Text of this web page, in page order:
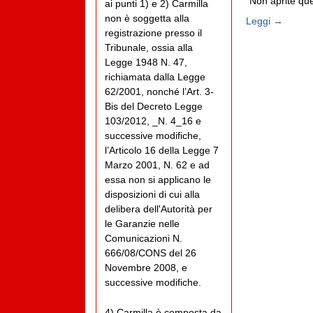
Leggi →
ai punti 1) e 2) Carmilla
non è soggetta alla
registrazione presso il
Tribunale, ossia alla
Legge 1948 N. 47,
richiamata dalla Legge
62/2001, nonché l’Art. 3-
Bis del Decreto Legge
103/2012, _N. 4_16 e
successive modifiche,
l’Articolo 16 della Legge 7
Marzo 2001, N. 62 e ad
essa non si applicano le
disposizioni di cui alla
delibera dell'Autorità per
le Garanzie nelle
Comunicazioni N.
666/08/CONS del 26
Novembre 2008, e
successive modifiche.